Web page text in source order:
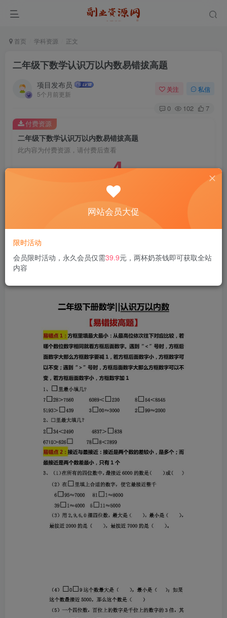
首页 学科资源 正文
二年级下数学认识万以内数易错拔高题
项目发布员
5个月前更新
关注 私信
0 102 7
二年级下数学认识万以内数易错拔高题
此内容为付费资源，请付费后查看
4
付费资源
网站会员大促
限时活动
会员限时活动，永久会员仅需39.9元，两杯奶茶钱即可获取全站
内容